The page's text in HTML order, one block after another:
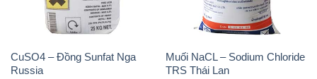
CuSO4 – Đồng Sunfat Nga
Russia
Muối NaCL – Sodium Chloride
TRS Thái Lan